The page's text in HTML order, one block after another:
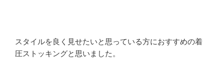
スタイルを良く見せたいと思っている方におすすめの着
圧ストッキングと思いました。